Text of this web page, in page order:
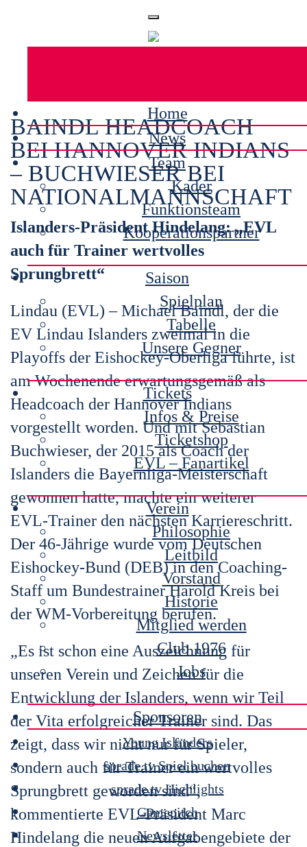
Home
News
Team
Kader
Funktionsteam
Kooperationspartner
Saison
Spielplan
Tabelle
Unsere Gegner
Tickets
Infos & Preise
Ticketshop
EVL – Fanartikel
Verein
Philosophie
Leitbild
Vorstand
Historie
Mitglied werden
Club 1976
Jobs
Sponsoren
Young Islanders
sprade.tv Spiel buchen
sprade.tv Highlights
Gamepitch
Newsletter
BAINDL HEADCOACH
BEI HANNOVER INDIANS
– BUCHWIESER BEI
NATIONALMANNSCHAFT
Islanders-Präsident Hindelang: „EVL
auch für Trainer wertvolles
Sprungbrett“
Lindau (EVL) – Michael Baindl, der die
EV Lindau Islanders zweimal in die
Playoffs der Eishockey-Oberliga führte, ist
am Wochenende erwartungsgemäß als
Headcoach der Hannover Indians
vorgestellt worden. Und mit Sebastian
Buchwieser, der 2015 als Coach der
Islanders die Bayernliga-Meisterschaft
gewonnen hatte, machte ein weiterer
EVL-Trainer den nächsten Karriereschritt.
Der 46-Jährige wurde vom Deutschen
Eishockey-Bund (DEB) in den Coaching-
Staff um Bundestrainer Harold Kreis bei
der WM-Vorbereitung berufen.
„Es ist schon eine Auszeichnung für
unseren Verein und Zeichen für die
Entwicklung der Islanders, wenn wir Teil
der Vita erfolgreicher Trainer sind. Das
zeigt, dass wir nicht nur für Spieler,
sondern auch für Trainer ein wertvolles
Sprungbrett geworden sind“,
kommentierte EVL-Präsident Marc
Hindelang die neuen Aufgabengebiete der